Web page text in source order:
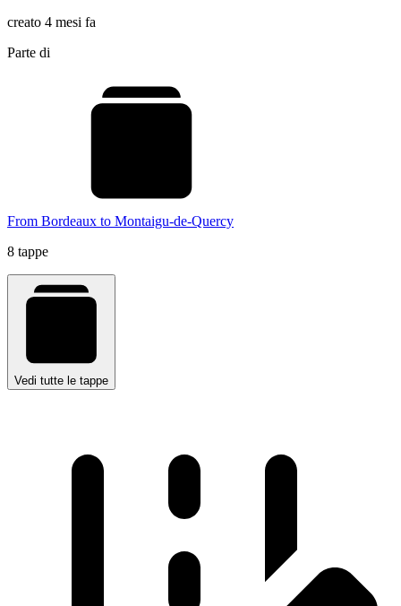
creato 4 mesi fa
Parte di
From Bordeaux to Montaigu-de-Quercy
8 tappe
Vedi tutte le tappe